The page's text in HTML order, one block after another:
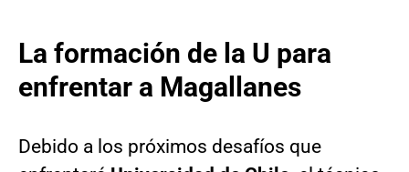
La formación de la U para
enfrentar a Magallanes
Debido a los próximos desafíos que